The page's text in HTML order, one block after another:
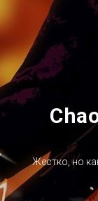
Жестко, но